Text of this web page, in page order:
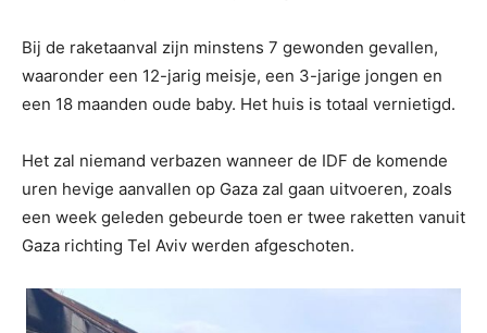
Bij de raketaanval zijn minstens 7 gewonden gevallen,
waaronder een 12-jarig meisje, een 3-jarige jongen en
een 18 maanden oude baby. Het huis is totaal vernietigd.
Het zal niemand verbazen wanneer de IDF de komende
uren hevige aanvallen op Gaza zal gaan uitvoeren, zoals
een week geleden gebeurde toen er twee raketten vanuit
Gaza richting Tel Aviv werden afgeschoten.